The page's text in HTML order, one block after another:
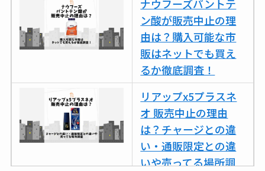
ラカパーは品切れ？
売ってる場所調査
キーピング販売終了
理由はなぜ？売って
ない？売ってる場所
は？代わりの代用品
も調査
クランベリージュー
スはコンビニで売っ
ナウフーズパントテ
ン酸が販売中止の理
由は？購入可能な市
販はネットでも買え
るか徹底調査！
リアップx5プラスネ
オ 販売中止の理由
は？チャージとの違
い・通販限定との違
いや売ってる場所調